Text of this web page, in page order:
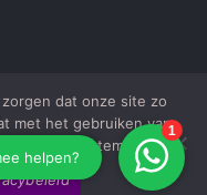
Katie Galambos
dat onze site zo
met het gebruiken van
je ermee instemt.